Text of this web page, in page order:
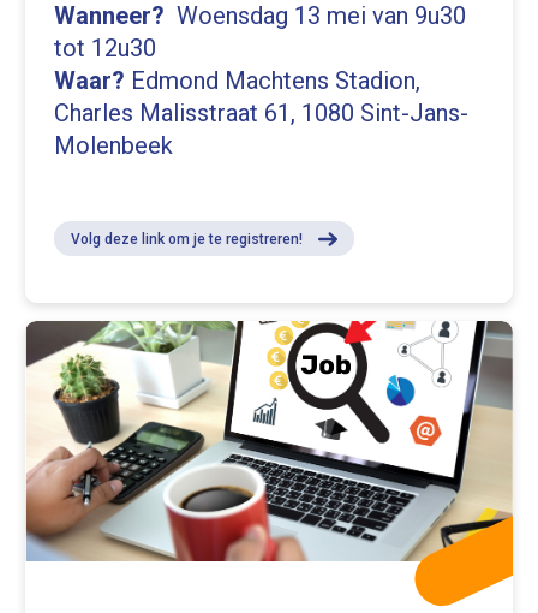
Wanneer? Woensdag 13 mei van 9u30
tot 12u30
Waar? Edmond Machtens Stadion,
Charles Malisstraat 61, 1080 Sint-Jans-
Molenbeek
Volg deze link om je te registreren!